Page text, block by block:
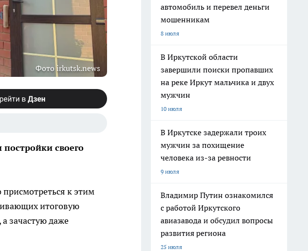
Фото irkutsk.news
своего
присмотреться к этим
итоговую
зачастую даже
автомобиль и перевел деньги
мошенникам
8 июля
В Иркутской области
завершили поиски пропавших
на реке Иркут мальчика и двух
мужчин
10 июля
В Иркутске задержали троих
мужчин за похищение
человека из-за ревности
9 июля
Владимир Путин ознакомился
с работой Иркутского
авиазавода и обсудил вопросы
развития региона
25 июля